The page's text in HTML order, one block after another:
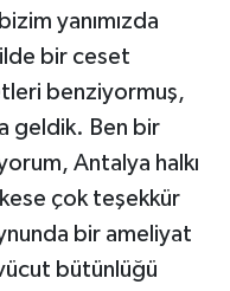
yanımızda
bir ceset
benziyormuş,
geldik. Ben bir
Antalya halkı
çok teşekkür
bir ameliyat
bütünlüğü